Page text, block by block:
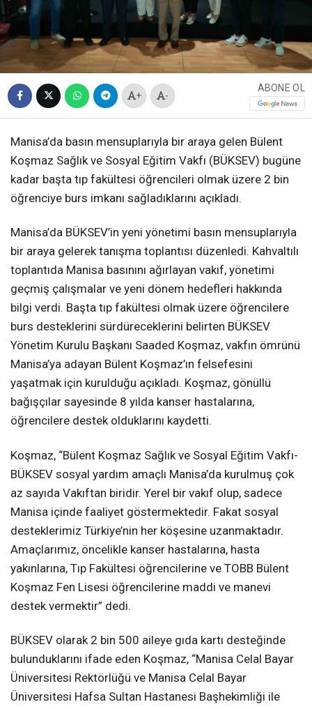
+ -
ABONE OL
Manisa’da basın mensuplarıyla bir araya gelen Bülent
Koşmaz Sağlık ve Sosyal Eğitim Vakfı (BÜKSEV) bugüne
kadar başta tıp fakültesi öğrencileri olmak üzere 2 bin
öğrenciye burs imkanı sağladıklarını açıkladı.
Manisa’da BÜKSEV’in yeni yönetimi basın mensuplarıyla
bir araya gelerek tanışma toplantısı düzenledi. Kahvaltılı
toplantıda Manisa basınını ağırlayan vakıf, yönetimi
geçmiş çalışmalar ve yeni dönem hedefleri hakkında
bilgi verdi. Başta tıp fakültesi olmak üzere öğrencilere
burs desteklerini sürdüreceklerini belirten BÜKSEV
Yönetim Kurulu Başkanı Saaded Koşmaz, vakfın ömrünü
Manisa’ya adayan Bülent Koşmaz’ın felsefesini
yaşatmak için kurulduğu açıkladı. Koşmaz, gönüllü
bağışçılar sayesinde 8 yılda kanser hastalarına,
öğrencilere destek olduklarını kaydetti.
Koşmaz, “Bülent Koşmaz Sağlık ve Sosyal Eğitim Vakfı-
BÜKSEV sosyal yardım amaçlı Manisa’da kurulmuş çok
az sayıda Vakıftan biridir. Yerel bir vakıf olup, sadece
Manisa içinde faaliyet göstermektedir. Fakat sosyal
desteklerimiz Türkiye’nin her köşesine uzanmaktadır.
Amaçlarımız, öncelikle kanser hastalarına, hasta
yakınlarına, Tıp Fakültesi öğrencilerine ve TOBB Bülent
Koşmaz Fen Lisesi öğrencilerine maddi ve manevi
destek vermektir” dedi.
BÜKSEV olarak 2 bin 500 aileye gıda kartı desteğinde
bulunduklarını ifade eden Koşmaz, “Manisa Celal Bayar
Üniversitesi Rektörlüğü ve Manisa Celal Bayar
Üniversitesi Hafsa Sultan Hastanesi Başhekimliği ile